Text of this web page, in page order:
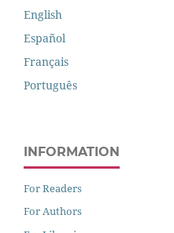
English
Español
Français
Português
INFORMATION
For Readers
For Authors